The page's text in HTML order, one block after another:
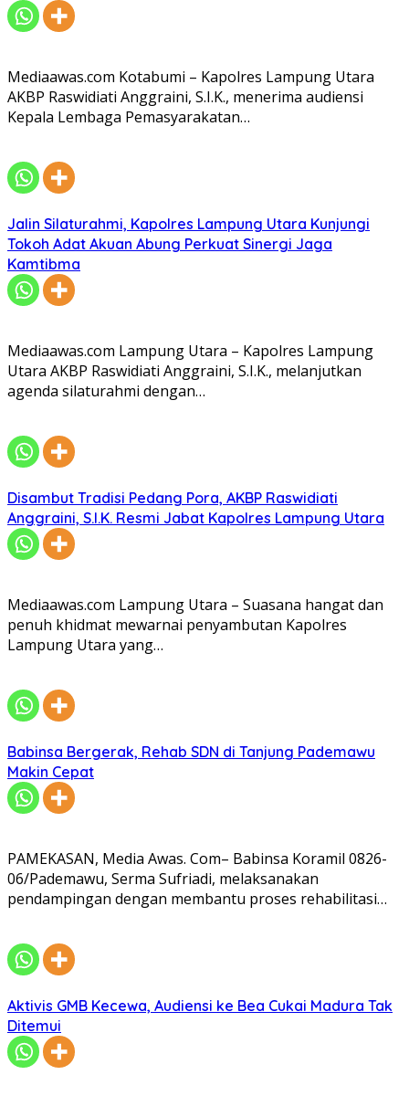
Mediaawas.com Kotabumi – Kapolres Lampung Utara
AKBP Raswidiati Anggraini, S.I.K., menerima audiensi
Kepala Lembaga Pemasyarakatan…
Jalin Silaturahmi, Kapolres Lampung Utara Kunjungi
Tokoh Adat Akuan Abung Perkuat Sinergi Jaga
Kamtibma
Mediaawas.com Lampung Utara – Kapolres Lampung
Utara AKBP Raswidiati Anggraini, S.I.K., melanjutkan
agenda silaturahmi dengan…
Disambut Tradisi Pedang Pora, AKBP Raswidiati
Anggraini, S.I.K. Resmi Jabat Kapolres Lampung Utara
Mediaawas.com Lampung Utara – Suasana hangat dan
penuh khidmat mewarnai penyambutan Kapolres
Lampung Utara yang…
Babinsa Bergerak, Rehab SDN di Tanjung Pademawu
Makin Cepat
PAMEKASAN, Media Awas. Com– Babinsa Koramil 0826-
06/Pademawu, Serma Sufriadi, melaksanakan
pendampingan dengan membantu proses rehabilitasi…
Aktivis GMB Kecewa, Audiensi ke Bea Cukai Madura Tak
Ditemui